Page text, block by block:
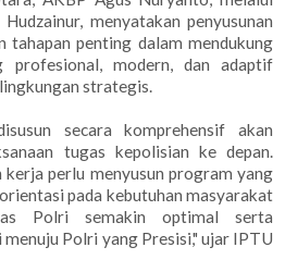
menyatakan penyusunan
tahapan penting dalam mendukung
profesional, modern, dan adaptif
strategis.
secara komprehensif akan
tugas kepolisian ke depan.
kerja perlu menyusun program yang
pada kebutuhan masyarakat
Polri semakin optimal serta
Polri yang Presisi," ujar IPTU